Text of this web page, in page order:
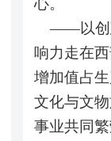
心。
——以创
响力走在
增加值占
文化与文
事业共同